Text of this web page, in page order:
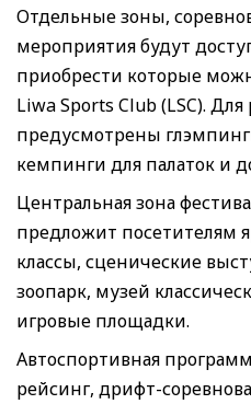
Отдельные зоны,
мероприятия будут
приобрести которые
Liwa Sports Club (LSC).
предусмотрены
кемпинги для палаток и
Центральная зона
предложит посетителям
классы, сценические
зоопарк, музей
игровые площадки.
Автоспортивная
рейсинг, дрифт-